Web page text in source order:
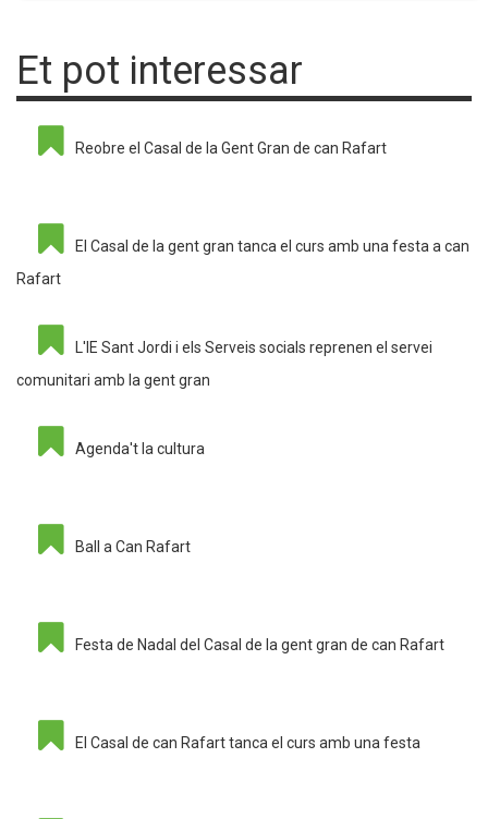
Et pot interessar
Reobre el Casal de la Gent Gran de can Rafart
El Casal de la gent gran tanca el curs amb una festa a can
Rafart
L'IE Sant Jordi i els Serveis socials reprenen el servei
comunitari amb la gent gran
Agenda't la cultura
Ball a Can Rafart
Festa de Nadal del Casal de la gent gran de can Rafart
El Casal de can Rafart tanca el curs amb una festa